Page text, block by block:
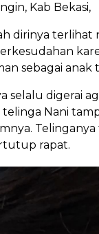
Kab Bekasi,
dirinya terlihat
sebagai anak
selalu digerai
telinga Nani
rapat.